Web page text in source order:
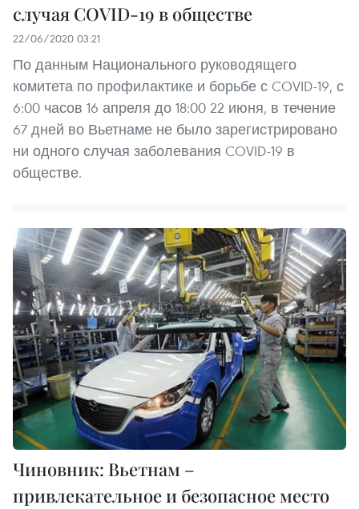
случая COVID-19 в обществе
22/06/2020 03:21
По данным Национального руководящего
комитета по профилактике и борьбе с COVID-19, с
6:00 часов 16 апреля до 18:00 22 июня, в течение
67 дней во Вьетнаме не было зарегистрировано
ни одного случая заболевания COVID-19 в
обществе.
Чиновник: Вьетнам –
привлекательное и безопасное место